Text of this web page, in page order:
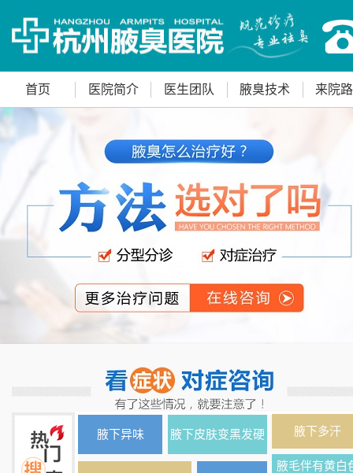
首页 医院简介 医生团队 腋臭技术 来院
腋下异味 腋下皮肤变黑发硬 腋下多汗
腋毛伴有黄白